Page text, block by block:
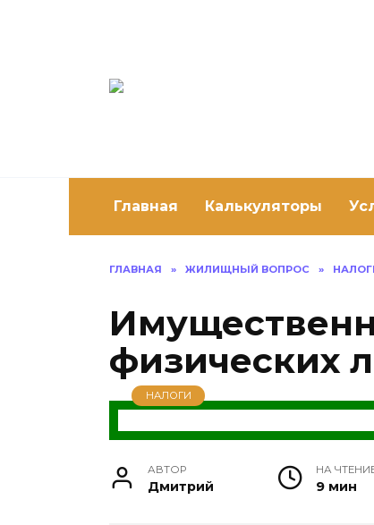
Главная Калькуляторы
ГЛАВНАЯ » ЖИЛИЩНЫЙ ВОПРОС »
физических
НАЛОГИ
АВТОР
Дмитрий
НА
9 мин